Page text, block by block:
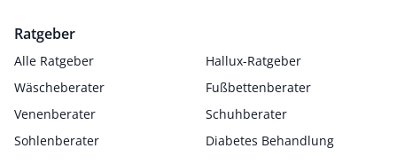
Ratgeber
Alle Ratgeber
Hallux-Ratgeber
Wäscheberater
Fußbettenberater
Venenberater
Schuhberater
Sohlenberater
Diabetes Behandlung